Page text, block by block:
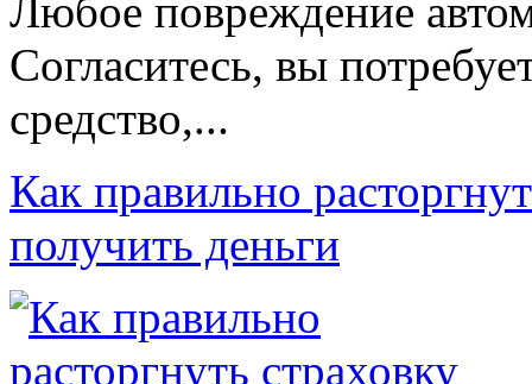
Любое повреждение
Согласитесь, вы
средство,...
Как правильно
получить деньги